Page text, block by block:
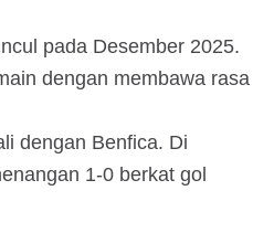
pada Desember 2025.
dengan membawa rasa
dengan Benfica. Di
1-0 berkat gol